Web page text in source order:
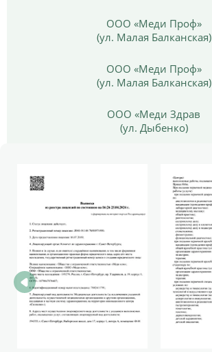
ООО «Меди Проф»
(ул. Малая Балканская)
ООО «Меди Проф»
(ул. Малая Балканская)
ООО «Меди Здрав
(ул. Дыбенко)